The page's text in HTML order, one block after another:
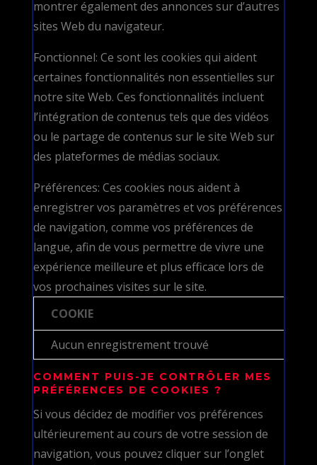
montrer également des annonces sur d’autres
sites Web du navigateur.
Fonctionnel: Ce sont les cookies qui aident
certaines fonctionnalités non essentielles sur
notre site Web. Ces fonctionnalités incluent
l’intégration de contenus tels que des vidéos
ou le partage de contenus sur le site Web sur
des plateformes de médias sociaux.
Préférences: Ces cookies nous aident à
enregistrer vos paramètres et vos préférences
de navigation, comme vos préférences de
langue, afin de vous permettre de vivre une
expérience meilleure et plus efficace lors de
vos prochaines visites sur le site.
COOKIE
Aucun enregistrement trouvé
COMMENT PUIS-JE CONTRÔLER MES
PRÉFÉRENCES DE COOKIES ?
Si vous décidez de modifier vos préférences
ultérieurement au cours de votre session de
navigation, vous pouvez cliquer sur l’onglet